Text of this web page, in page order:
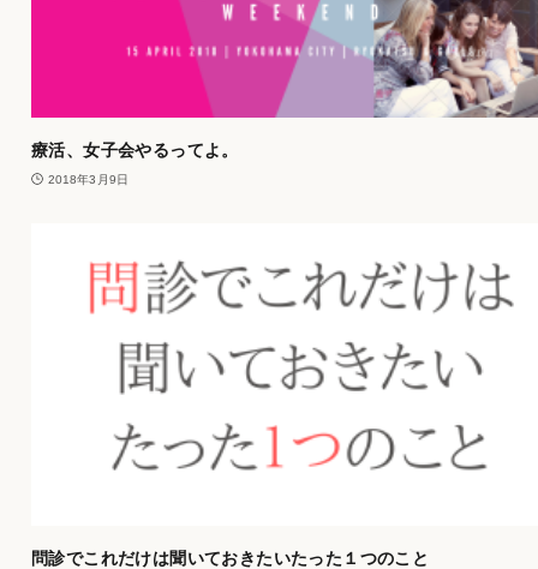
療活、女子会やるってよ。
2018年3月9日
問診でこれだけは聞いておきたいたった１つのこと